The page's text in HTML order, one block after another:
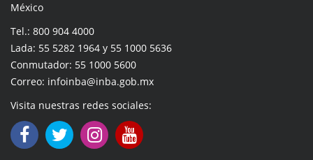
México
Tel.: 800 904 4000
Lada: 55 5282 1964 y 55 1000 5636
Conmutador: 55 1000 5600
Correo: infoinba@inba.gob.mx
Visita nuestras redes sociales: